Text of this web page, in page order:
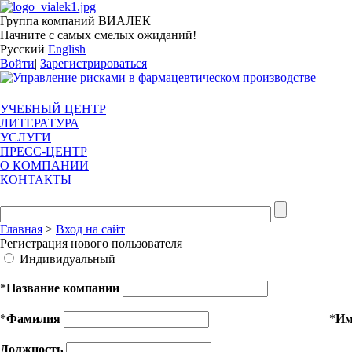
Группа компаний ВИАЛЕК
Начните с самых смелых ожиданий!
Русский English
Войти| Зарегистрироваться
УЧЕБНЫЙ ЦЕНТР
ЛИТЕРАТУРА
УСЛУГИ
ПРЕСС-ЦЕНТР
О КОМПАНИИ
КОНТАКТЫ
Главная > Вход на сайт
Регистрация нового пользователя
Индивидуальный
*Название компании
*Фамилия *
Должность